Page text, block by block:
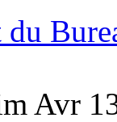
Avr